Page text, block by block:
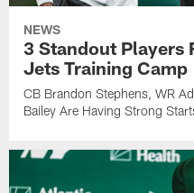
NEWS
3 Standout Players
Jets Training Camp
CB Brandon Stephens, WR
Bailey Are Having Strong